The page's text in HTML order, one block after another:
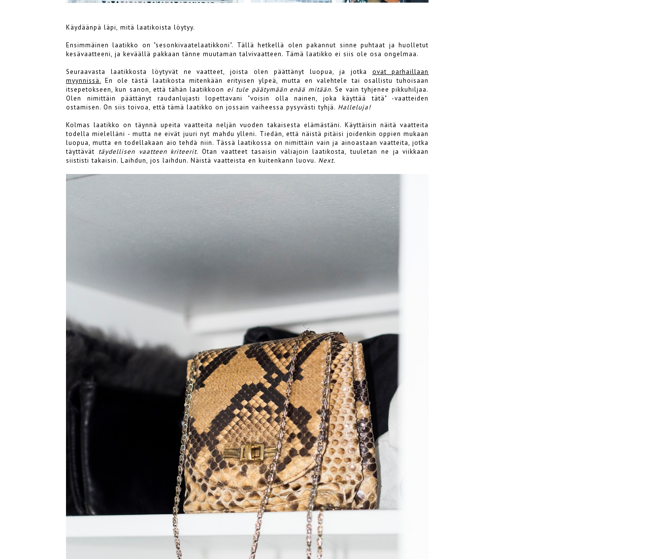
Käydäänpä läpi, mitä laatikoista löytyy.
Ensimmäinen laatikko on "sesonkivaatelaatikkoni". Tällä hetkellä olen pakannut sinne puhtaat ja huolletut
kesävaatteeni, ja keväällä pakkaan tänne muutaman talvivaatteen. Tämä laatikko ei siis ole osa ongelmaa.
Seuraavasta laatikkosta löytyvät ne vaatteet, joista olen päättänyt luopua, ja jotka ovat parhaillaan
myynnissä. En ole tästä laatikosta mitenkään erityisen ylpeä, mutta en valehtele tai osallistu tuhoisaan
itsepetokseen, kun sanon, että tähän laatikkoon ei tule päätymään enää mitään. Se vain tyhjenee pikkuhiljaa.
Olen nimittäin päättänyt raudanlujasti lopettavani "voisin olla nainen, joka käyttää tätä" -vaatteiden
ostamisen. On siis toivoa, että tämä laatikko on jossain vaiheessa pysyvästi tyhjä. Halleluja!
Kolmas laatikko on täynnä upeita vaatteita neljän vuoden takaisesta elämästäni. Käyttäisin näitä vaatteita
todella mielelläni - mutta ne eivät juuri nyt mahdu ylleni. Tiedän, että näistä pitäisi joidenkin oppien mukaan
luopua, mutta en todellakaan aio tehdä niin. Tässä laatikossa on nimittäin vain ja ainoastaan vaatteita, jotka
täyttävät täydellisen vaatteen kriteerit. Otan vaatteet tasaisin väliajoin laatikosta, tuuletan ne ja viikkaan
siististi takaisin. Laihdun, jos laihdun. Näistä vaatteista en kuitenkann luovu. Next.